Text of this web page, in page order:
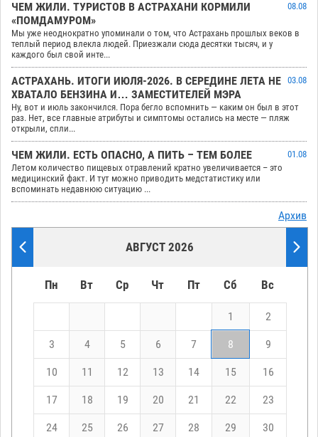
ЧЕМ ЖИЛИ. ТУРИСТОВ В АСТРАХАНИ КОРМИЛИ
«ПОМДАМУРОМ»
08.08
Мы уже неоднократно упоминали о том, что Астрахань прошлых веков в
теплый период влекла людей. Приезжали сюда десятки тысяч, и у
каждого был свой инте...
АСТРАХАНЬ. ИТОГИ ИЮЛЯ-2026. В СЕРЕДИНЕ ЛЕТА НЕ
ХВАТАЛО БЕНЗИНА И… ЗАМЕСТИТЕЛЕЙ МЭРА
03.08
Ну, вот и июль закончился. Пора бегло вспомнить — каким он был в этот
раз. Нет, все главные атрибуты и симптомы остались на месте — пляж
открыли, спли...
ЧЕМ ЖИЛИ. ЕСТЬ ОПАСНО, А ПИТЬ – ТЕМ БОЛЕЕ
01.08
Летом количество пищевых отравлений кратно увеличивается – это
медицинский факт. И тут можно приводить медстатистику или
вспоминать недавнюю ситуацию ...
Архив
АВГУСТ 2026
Пн Вт Ср Чт Пт Сб Вс
1 2
3 4 5 6 7 8 9
10 11 12 13 14 15 16
17 18 19 20 21 22 23
24 25 26 27 28 29 30